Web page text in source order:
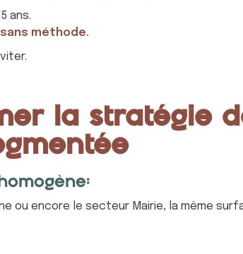
ans.
méthode.
la stratégie
ou encore le secteur Mairie, la même